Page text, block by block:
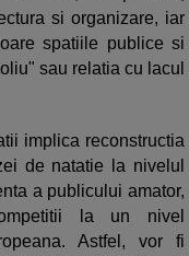
si organizare, iar
spatiile publice si
sau relatia cu lacul
implica reconstructia
de natatie la nivelul
a publicului amator,
la un nivel
Astfel, vor fi